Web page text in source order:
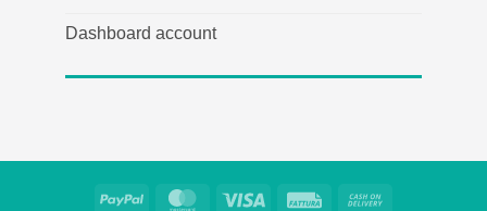
Dashboard account
PayPal MasterCardVisto Fattura